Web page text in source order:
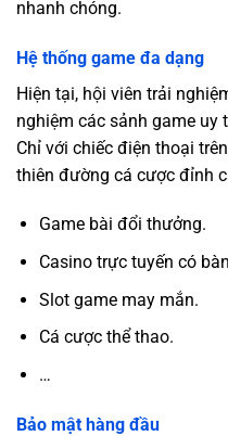
nhanh chóng.
Hệ thống game đa dạng
Hiện tại, hội viên trải
nghiệm các sảnh game uy
Chỉ với chiếc điện thoại
thiên đường cá cược đỉnh
Game bài đổi thưởng.
Casino trực tuyến có
Slot game may mắn.
Cá cược thể thao.
…
Bảo mật hàng đầu